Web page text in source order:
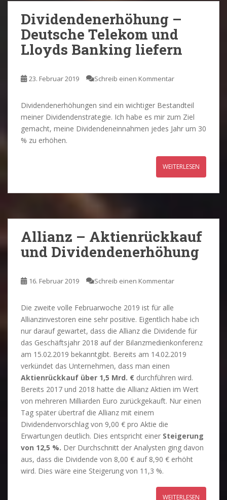
Dividendenerhöhung –
Deutsche Telekom und
Lloyds Banking liefern
23. Februar 2019 Schreib einen Kommentar
Dividendenerhöhungen sind ein wichtiger Bestandteil
meiner Dividendenstrategie. Ich habe es mir zum Ziel
gemacht, meine Dividendeneinnahmen jedes Jahr um 30
% zu erhöhen.
WEITERLESEN
Allianz – Aktienrückkauf
und Dividendenerhöhung
16. Februar 2019 Schreib einen Kommentar
Die zweite volle Februarwoche 2019 ist für alle
Allianzinvestoren eine sehr positive. Eigentlich habe ich
nur darauf gewartet, dass die Allianz die Dividende für
das Geschäftsjahr 2018 auf der Bilanzmedienkonferenz
am 15.02.2019 bekanntgibt. Bereits am 14.02.2019
verkündet das Unternehmen, dass man einen
Aktienrückkauf über 1,5 Mrd. € durchführen wird.
Bereits 2017 und 2018 hatte die Allianz Aktien im Wert
von mehreren Milliarden Euro zurückgekauft. Nur einen
Tag später übertraf die Allianz mit einem
Dividendenvorschlag von 9,00 € pro Aktie die
Erwartungen deutlich. Dies entspricht einer Steigerung
von 12,5 %. Der Durchschnitt der Analysten ging davon
aus, dass die Dividende von 8,00 € auf 8,90 € erhöht
wird. Dies wäre eine Steigerung von 11,3 %.
WEITERLESEN